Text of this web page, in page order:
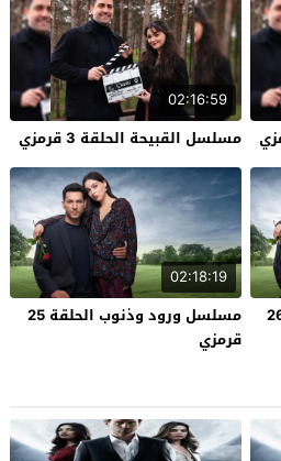
02:16:59
مسلسل القبيحة الحلقة 3 قرمزي
الحلقة 26
02:18:19
مسلسل ورود وذنوب الحلقة 25
قرمزي